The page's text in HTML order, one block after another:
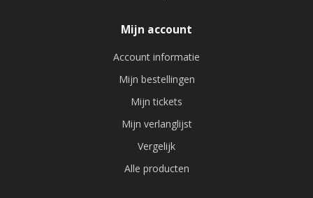
Mijn account
Account informatie
Mijn bestellingen
Mijn tickets
Mijn verlanglijst
Vergelijk
Alle producten